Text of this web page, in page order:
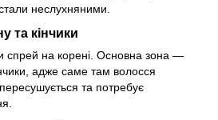
неслухняними.
та кінчики
спрей на корені. Основна зона —
адже саме там волосся
та потребує